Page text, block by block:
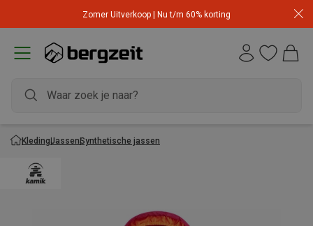
Zomer Uitverkoop | Nu t/m 60% korting
KledingJassenSynthetische jassen